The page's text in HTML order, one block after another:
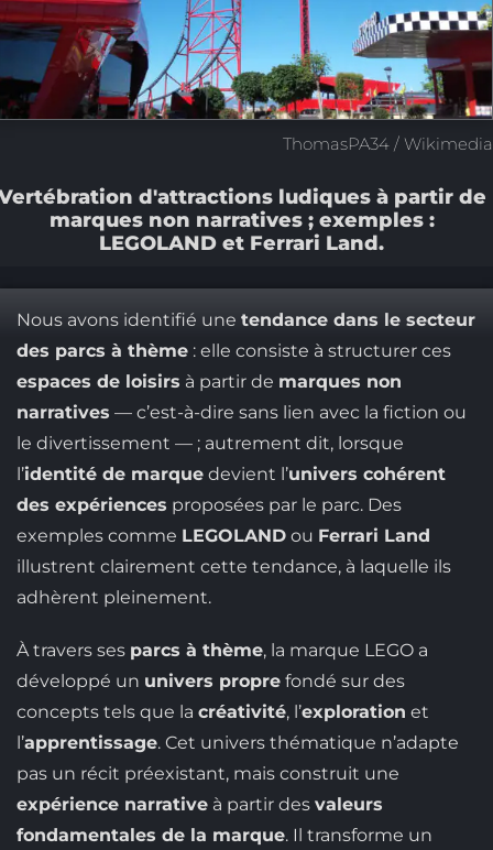
CONTACT
ThomasPA34 / Wikimedia
d'attractions ludiques à partir de
marques non narratives ; exemples :
LEGOLAND et Ferrari Land.
Nous avons identifié une tendance dans le secteur
des parcs à thème: elle consiste à structurer ces
espaces de loisirs à partir de marques non
narratives — c’est-à-dire sans lien avec la fiction ou
le divertissement — ; autrement dit, lorsque
l’identité de marquedevient l’univers cohérent
des expériences proposées par le parc. Des
exemples comme LEGOLANDou Ferrari Land
illustrent clairement cette tendance, à laquelle ils
adhèrent pleinement.
À travers ses parcs à thème, la marque LEGO a
développé un univers proprefondé sur des
concepts tels que la créativité, l’exploration et
l’apprentissage. Cet univers thématique n’adapte
pas un récit préexistant, mais construit une
expérience narrativeà partir des valeurs
fondamentales de la marque. Il transforme un